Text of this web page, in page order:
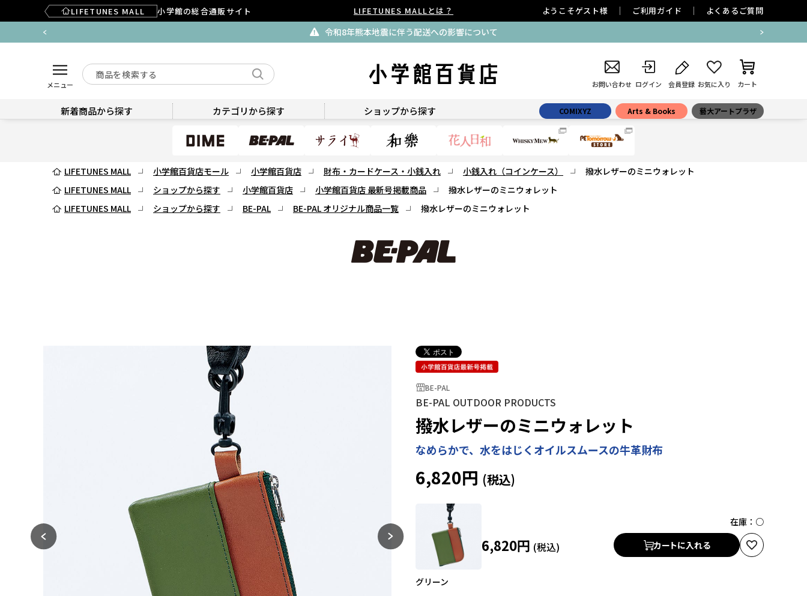
LIFETUNES MALL 小学館の総合通販サイト LIFETUNES MALLとは？ ようこそゲスト様 ご利用ガイド よくあるご質問
令和8年熊本地震に伴う配送への影響について
メニュー お問い合わせ ログイン 会員登録 お気に入り カート
新着商品から探す カテゴリから探す ショップから探す COMIXYZ Arts & Books 藝大アートプラザ
LIFETUNES MALL 小学館百貨店モール 小学館百貨店 財布・カードケース・小銭入れ 小銭入れ（コインケース）
撥水レザーのミニウォレット
LIFETUNES MALL
ショップから探す 小学館百貨店 小学館百貨店 最新号掲載商品
撥水レザーのミニウォレット
LIFETUNES MALL
ショップから探す BE-PAL BE-PAL オリジナル商品一覧 撥水レザーのミニウォレット
BE-PAL
BE-PAL
BE-PAL OUTDOOR PRODUCTS
撥水レザーのミニウォレット
なめらかで、水をはじくオイルスムースの牛革財布
6,820円
グリーン
在庫： ○
6,820円 カートに入れる